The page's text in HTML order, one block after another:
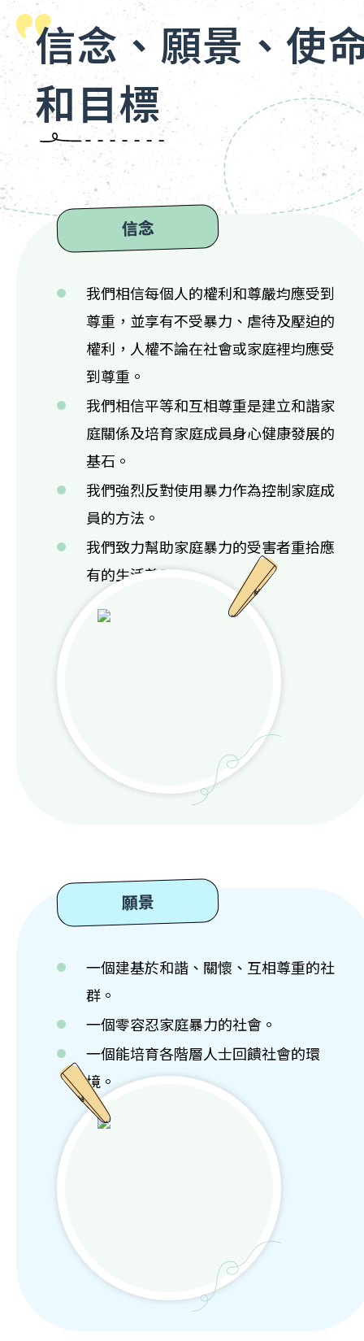
信念、願景、使
和目標
信念
我們相信每個人的權利和尊嚴均應受到
尊重，並享有不受暴力、虐待及壓迫的
權利，人權不論在社會或家庭裡均應受
到尊重。
我們相信平等和互相尊重是建立和諧家
庭關係及培育家庭成員身心健康發展的
基石。
我們強烈反對使用暴力作為控制家庭成
員的方法。
我們致力幫助家庭暴力的受害者重拾應
有的生活尊嚴。
願景
一個建基於和諧、關懷、互相尊重的社
群。
一個零容忍家庭暴力的社會。
一個能培育各階層人士回饋社會的環
境。